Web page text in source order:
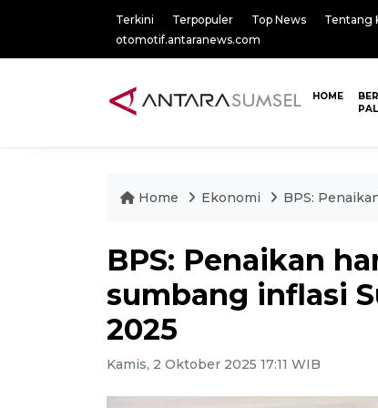
Terkini Terpopuler Top News Tentang
otomotif.antaranews.com
HOME
Home Ekonomi BPS:
BPS: Penaikan
sumbang inflasi
2025
Kamis, 2 Oktober 2025 17:11 WIB